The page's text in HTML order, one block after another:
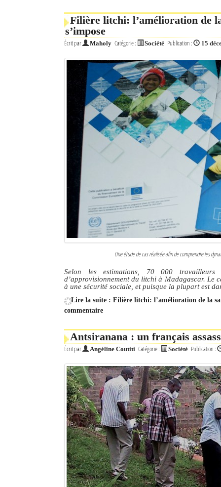
Filière litchi: l’amélioration de
s’impose
Écrit par Maholy Catégorie : Société Publication : 15
Une étude de cas réalisée afin de comprendre les
Selon les estimations, 70 000
d’approvisionnement du litchi à Madagascar.
à une sécurité sociale, et puisque la plupart est
Lire la suite : Filière litchi: l’amélioration de la
commentaire
Antsiranana : un français
Écrit par Angéline Coutiti Catégorie : Société Publication :